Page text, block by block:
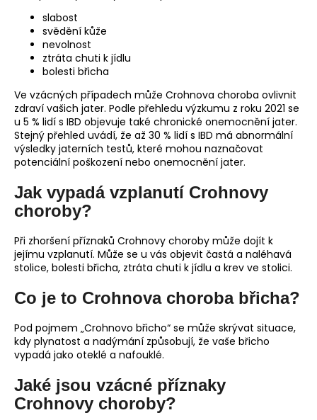
slabost
svědění kůže
nevolnost
ztráta chuti k jídlu
bolesti břicha
Ve vzácných případech může Crohnova choroba ovlivnit
zdraví vašich jater. Podle přehledu výzkumu z roku 2021 se
u 5 % lidí s IBD objevuje také chronické onemocnění jater.
Stejný přehled uvádí, že až 30 % lidí s IBD má abnormální
výsledky jaterních testů, které mohou naznačovat
potenciální poškození nebo onemocnění jater.
Jak vypadá vzplanutí Crohnovy
choroby?
Při zhoršení příznaků Crohnovy choroby může dojít k
jejímu vzplanutí. Může se u vás objevit častá a naléhavá
stolice, bolesti břicha, ztráta chuti k jídlu a krev ve stolici.
Co je to Crohnova choroba břicha?
Pod pojmem „Crohnovo břicho“ se může skrývat situace,
kdy plynatost a nadýmání způsobují, že vaše břicho
vypadá jako oteklé a nafouklé.
Jaké jsou vzácné příznaky
Crohnovy choroby?